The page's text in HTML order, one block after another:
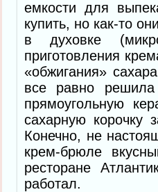
емкости для
купить, но как-то
в духовке
приготовления
«обжигания»
все равно решила
прямоугольную
сахарную корочку
Конечно, не
крем-брюле
ресторане
работал.